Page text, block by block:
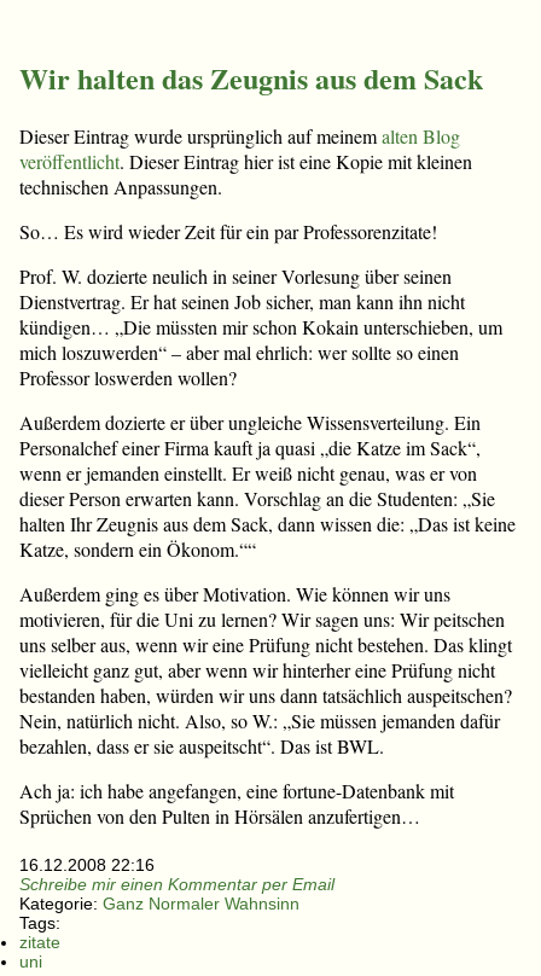
Wir halten das Zeugnis aus dem Sack
Dieser Eintrag wurde ursprünglich auf meinemalten Blog
veröffentlicht. Dieser Eintrag hier ist eine Kopie mit kleinen
technischen Anpassungen.
So… Es wird wieder Zeit für ein par Professorenzitate!
Prof. W. dozierte neulich in seiner Vorlesung über seinen
Dienstvertrag. Er hat seinen Job sicher, man kann ihn nicht
kündigen… „Die müssten mir schon Kokain unterschieben, um
mich loszuwerden“ – aber mal ehrlich: wer sollte so einen
Professor loswerden wollen?
Außerdem dozierte er über ungleiche Wissensverteilung. Ein
Personalchef einer Firma kauft ja quasi „die Katze im Sack“,
wenn er jemanden einstellt. Er weiß nicht genau, was er von
dieser Person erwarten kann. Vorschlag an die Studenten: „Sie
halten Ihr Zeugnis aus dem Sack, dann wissen die: „Das ist keine
Katze, sondern ein Ökonom.““
Außerdem ging es über Motivation. Wie können wir uns
motivieren, für die Uni zu lernen? Wir sagen uns: Wir peitschen
uns selber aus, wenn wir eine Prüfung nicht bestehen. Das klingt
vielleicht ganz gut, aber wenn wir hinterher eine Prüfung nicht
bestanden haben, würden wir uns dann tatsächlich auspeitschen?
Nein, natürlich nicht. Also, so W.: „Sie müssen jemanden dafür
bezahlen, dass er sie auspeitscht“. Das ist BWL.
Ach ja: ich habe angefangen, eine fortune-Datenbank mit
Sprüchen von den Pulten in Hörsälen anzufertigen…
16.12.2008 22:16
Schreibe mir einen Kommentar per Email
Kategorie: Ganz Normaler Wahnsinn
Tags:
zitate
uni